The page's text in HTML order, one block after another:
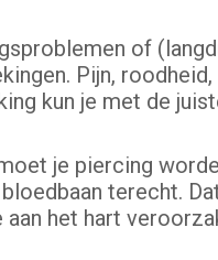
of
Pijn,
kun je met de
je piercing
terecht.
het hart